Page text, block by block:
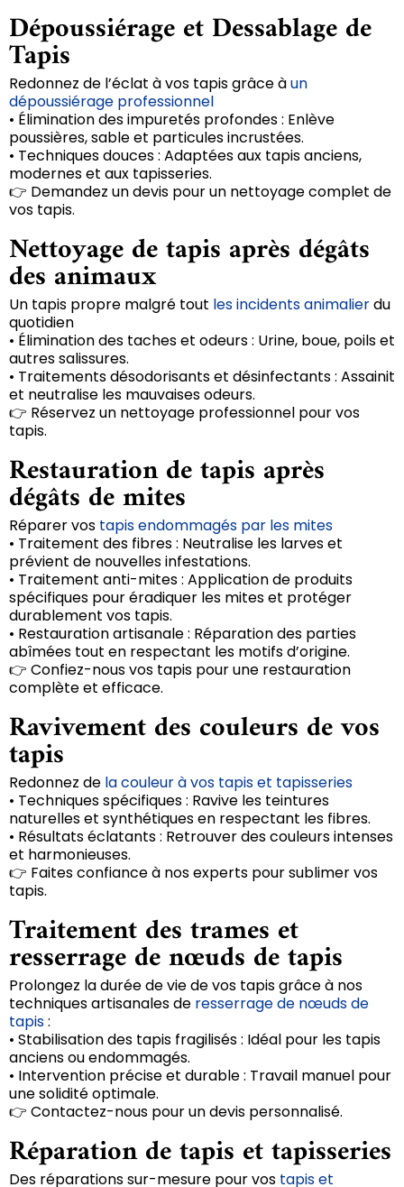
Dépoussiérage et Dessablage de
Tapis
Redonnez de l’éclat à vos tapis grâce àun
dépoussiérage professionnel
• Élimination des impuretés profondes : Enlève
poussières, sable et particules incrustées.
• Techniques douces : Adaptées aux tapis anciens,
modernes et aux tapisseries.
👉 Demandez un devis pour un nettoyage complet de
vos tapis.
Nettoyage de tapis après dégâts
des animaux
Un tapis propre malgré tout les incidents animalierdu
quotidien
• Élimination des taches et odeurs : Urine, boue, poils et
autres salissures.
• Traitements désodorisants et désinfectants : Assainit
et neutralise les mauvaises odeurs.
👉 Réservez un nettoyage professionnel pour vos
tapis.
Restauration de tapis après
dégâts de mites
Réparer vos tapis endommagés par les mites
• Traitement des fibres : Neutralise les larves et
prévient de nouvelles infestations.
• Traitement anti-mites : Application de produits
spécifiques pour éradiquer les mites et protéger
durablement vos tapis.
• Restauration artisanale : Réparation des parties
abîmées tout en respectant les motifs d’origine.
👉 Confiez-nous vos tapis pour une restauration
complète et efficace.
Ravivement des couleurs de vos
tapis
Redonnez de la couleur à vos tapis et tapisseries
• Techniques spécifiques : Ravive les teintures
naturelles et synthétiques en respectant les fibres.
• Résultats éclatants : Retrouver des couleurs intenses
et harmonieuses.
👉 Faites confiance à nos experts pour sublimer vos
tapis.
Traitement des trames et
resserrage de nœuds de tapis
Prolongez la durée de vie de vos tapis grâce à nos
techniques artisanales de resserrage de nœuds de
tapis:
• Stabilisation des tapis fragilisés : Idéal pour les tapis
anciens ou endommagés.
• Intervention précise et durable : Travail manuel pour
une solidité optimale.
👉 Contactez-nous pour un devis personnalisé.
Réparation de tapis et tapisseries
Des réparations sur-mesure pour vos tapis et